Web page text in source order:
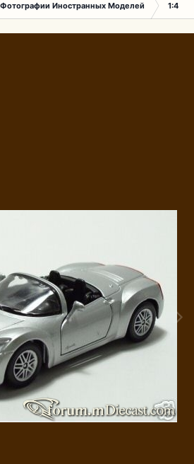
Фотографии Иностранных Моделей 1:43